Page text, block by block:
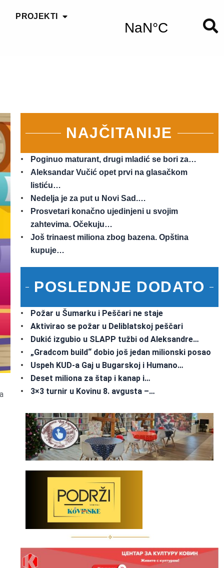
PROJEKTI
NAJČITANIJE
Poginuo maturant, drugi mladić se bori za…
Aleksandar Vučić opet prvi na glasačkom
listiću…
Nedelja je za put u Novi Sad.…
Prosvetari konačno ujedinjeni u svojim
zahtevima. Očekuju…
Još trinaest miliona zbog bazena. Opština
kupuje…
POSLEDNJE DODATO
Požar u Šumarku i Peščari ne staje
Aktivirao se požar u Deliblatskoj peščari
Dukić izgubio u SLAPP tužbi od Aleksandre…
„Gradcom build“ dobio još jedan milionski posao
Uspeh KUD-a Gaj u Bugarskoj i Humano…
Deset miliona za štap i kanap i…
3×3 turnir u Kovinu 8. avgusta –…